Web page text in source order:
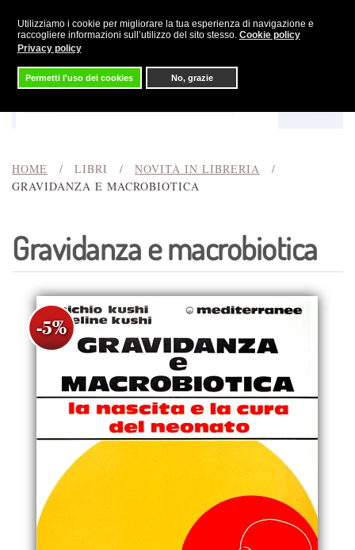
Utilizziamo i cookie per migliorare la tua esperienza di navigazione e
raccogliere informazioni sull’utilizzo del sito stesso. Cookie policy
Privacy policy
Permetti l'uso dei cookies No, grazie
Skip to main content
HOME LIBRI
NOVITÀ IN LIBRERIA
GRAVIDANZA E MACROBIOTICA
Gravidanza e macrobiotica